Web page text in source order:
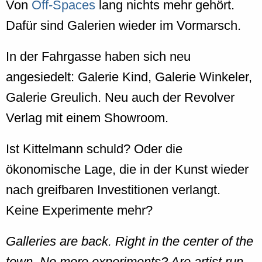
Von Off-Spaces lang nichts mehr gehört.
Dafür sind Galerien wieder im Vormarsch.
In der Fahrgasse haben sich neu
angesiedelt: Galerie Kind, Galerie Winkeler,
Galerie Greulich. Neu auch der Revolver
Verlag mit einem Showroom.
Ist Kittelmann schuld? Oder die
ökonomische Lage, die in der Kunst wieder
nach greifbaren Investitionen verlangt.
Keine Experimente mehr?
Galleries are back. Right in the center of the